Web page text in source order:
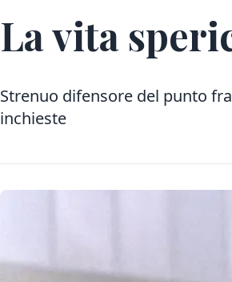
La vita
Strenuo difensore del punto
inchieste